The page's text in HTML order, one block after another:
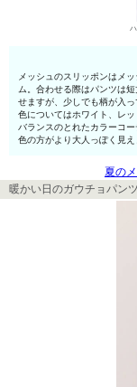
メッシュのスリッポンはメ
ム。合わせる際はパンツは
せますが、少しでも柄が入
色についてはホワイト、レ
バランスのとれたカラーコ
色の方がより大人っぽく見え
夏の
暖かい日のガウチョパン